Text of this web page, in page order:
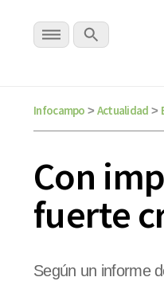
Infocampo > Actualidad >
Con
fuerte
Según un informe